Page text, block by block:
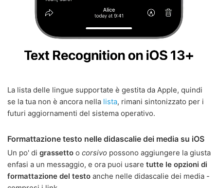
La lista delle lingue supportate è gestita da Apple, quindi
se la tua non è ancora nella lista, rimani sintonizzato per i
futuri aggiornamenti del sistema operativo.
Formattazione testo nelle didascalie dei media su iOS
Un po' di grassetto o corsivo possono aggiungere la giusta
enfasi a un messaggio, e ora puoi usare tutte le opzioni di
formattazione del testo anche nelle didascalie dei media -